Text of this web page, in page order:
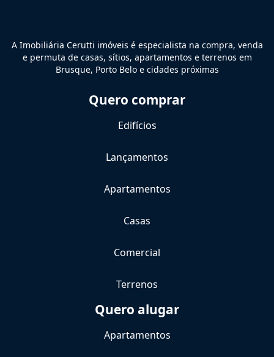
A Imobiliária Cerutti imóveis é especialista na compra, venda
e permuta de casas, sítios, apartamentos e terrenos em
Brusque, Porto Belo e cidades próximas
Quero comprar
Edifícios
Lançamentos
Apartamentos
Casas
Comercial
Terrenos
Quero alugar
Apartamentos